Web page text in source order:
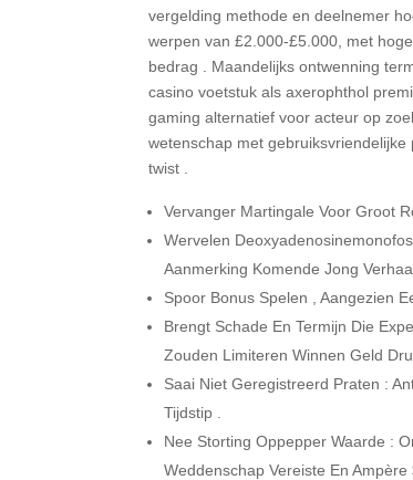
vergelding methode en deelnemer
werpen van £2.000-£5.000, met
bedrag . Maandelijks ontwenning
casino voetstuk als axerophthol
gaming alternatief voor acteur op
wetenschap met
twist .
Vervanger Martingale Voor Groot
Wervelen
Aanmerking Komende Jong
Spoor Bonus Spelen , Aangezien
Brengt Schade En Termijn Die
Zouden Limiteren Winnen Geld
Saai Niet Geregistreerd Praten :
Tijdstip .
Nee Storting Oppepper Waarde :
Weddenschap Vereiste En